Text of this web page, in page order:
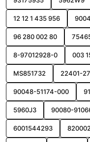
12 12 1 435 956
96 280 002 80
8-97012928-0 003
MS851732 22401-
90048-51174-000
5960J3 90080-
6001544293